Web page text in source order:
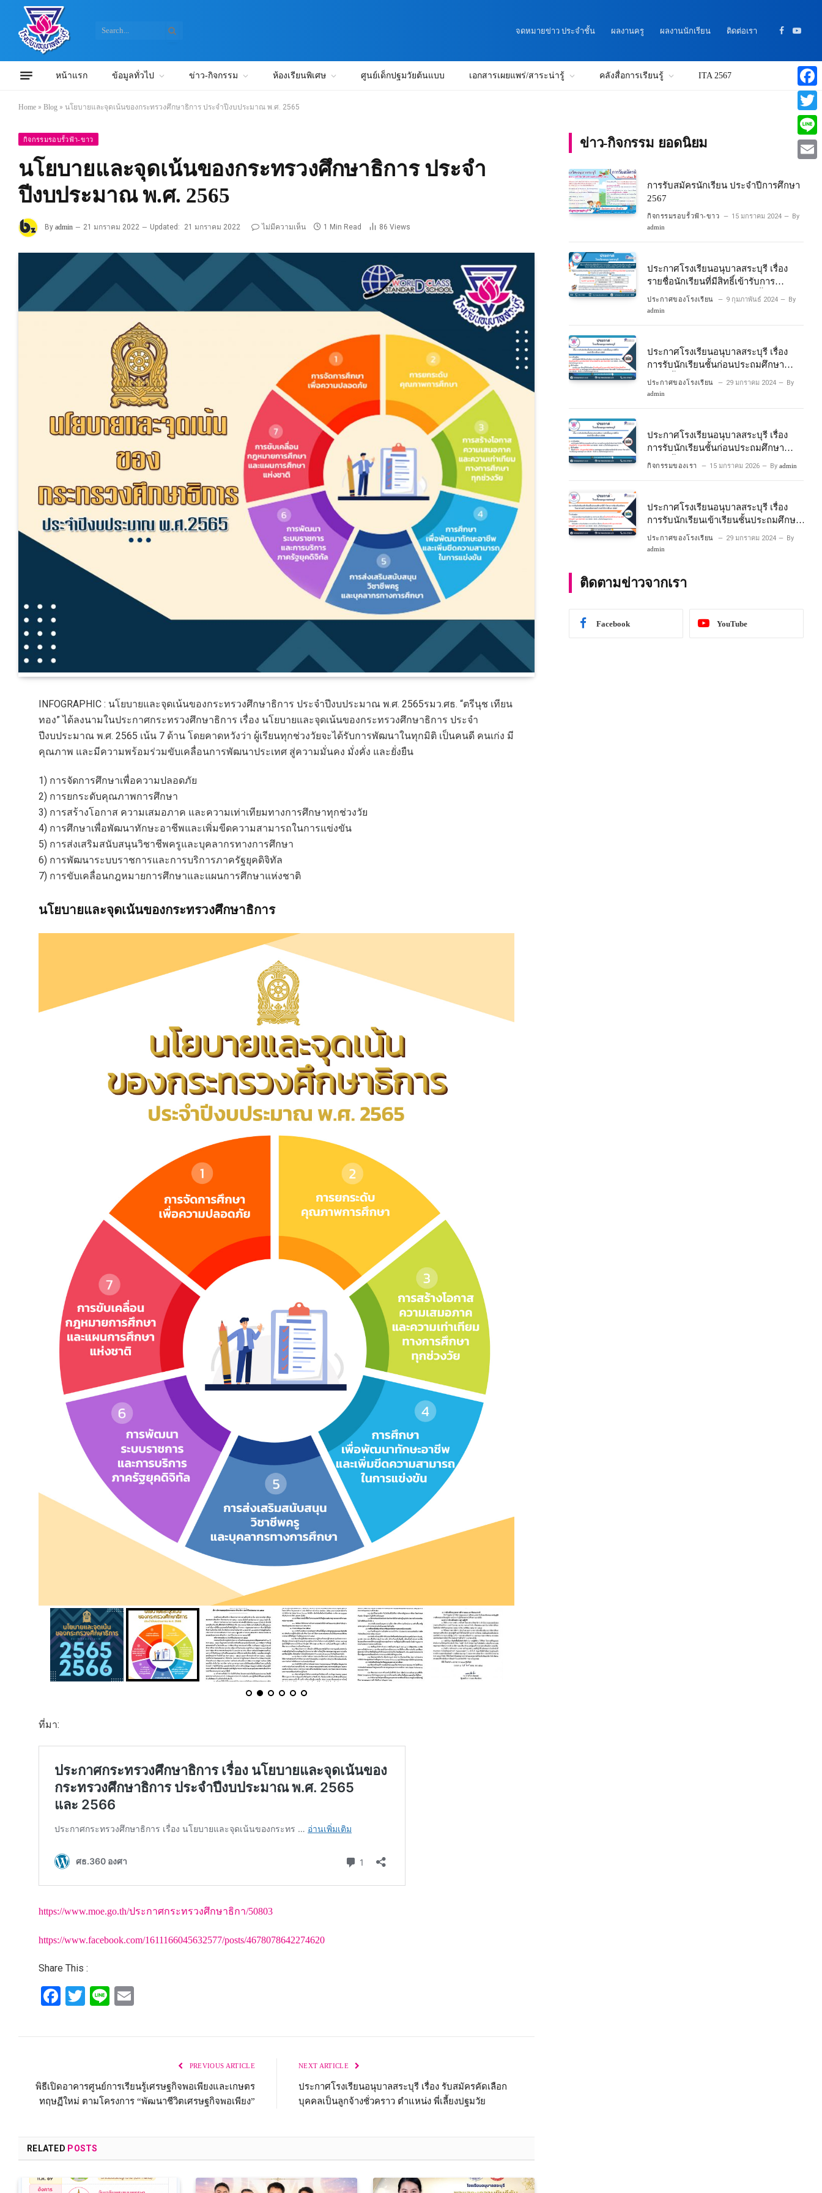
จดหมายข่าว ประจำชั้น ผลงานครู ผลงานนักเรียน ติดต่อเรา
Facebook
หน้าแรก ข้อมูลทั่วไป ข่าว-กิจกรรม ห้องเรียนพิเศษ ศูนย์เด็กปฐมวัยต้นแบบ เอกสารเผยแพร่/สาระน่ารู้ คลังสื่อการเรียนรู้ ITA 2567
Home » Blog » นโยบายและจุดเน้นของกระทรวงศึกษาธิการ ประจำปีงบประมาณ พ.ศ. 2565
กิจกรรมรอบรั้วฟ้า-ขาว
นโยบายและจุดเน้นของกระทรวงศึกษาธิการ ประจำ
ปีงบประมาณ พ.ศ. 2565
By admin 21 มกราคม 2022 Updated: 21 มกราคม 2022 ไม่มีความเห็น 1 Min Read 86 Views
INFOGRAPHIC : นโยบายและจุดเน้นของกระทรวงศึกษาธิการ ประจำปีงบประมาณ พ.ศ. 2565รมว.ศธ. “ตรีนุช เทียน
ทอง” ได้ลงนามในประกาศกระทรวงศึกษาธิการ เรื่อง นโยบายและจุดเน้นของกระทรวงศึกษาธิการ ประจำ
ปีงบประมาณ พ.ศ. 2565 เน้น 7 ด้าน โดยคาดหวังว่า ผู้เรียนทุกช่วงวัยจะได้รับการพัฒนาในทุกมิติ เป็นคนดี คนเก่ง มี
คุณภาพ และมีความพร้อมร่วมขับเคลื่อนการพัฒนาประเทศ สู่ความมั่นคง มั่งคั่ง และยั่งยืน
1) การจัดการศึกษาเพื่อความปลอดภัย
2) การยกระดับคุณภาพการศึกษา
3) การสร้างโอกาส ความเสมอภาค และความเท่าเทียมทางการศึกษาทุกช่วงวัย
4) การศึกษาเพื่อพัฒนาทักษะอาชีพและเพิ่มขีดความสามารถในการแข่งขัน
5) การส่งเสริมสนับสนุนวิชาชีพครูและบุคลากรทางการศึกษา
6) การพัฒนาระบบราชการและการบริการภาครัฐยุคดิจิทัล
7) การขับเคลื่อนกฎหมายการศึกษาและแผนการศึกษาแห่งชาติ
นโยบายและจุดเน้นของกระทรวงศึกษาธิการ
ที่มา:
https://www.moe.go.th/ประกาศกระทรวงศึกษาธิกา/50803
https://www.facebook.com/1611166045632577/posts/4678078642274620
Share This :
Facebook
Twitter
Line
PREVIOUS ARTICLE
พิธีเปิดอาคารศูนย์การเรียนรู้เศรษฐกิจพอเพียงและเกษตร
ทฤษฏีใหม่ ตามโครงการ “พัฒนาชีวิตเศรษฐกิจพอเพียง”
NEXT ARTICLE
ประกาศโรงเรียนอนุบาลสระบุรี เรื่อง รับสมัครคัดเลือก
บุคคลเป็นลูกจ้างชั่วคราว ตำแหน่ง พี่เลี้ยงปฐมวัย
RELATED POSTS
ข่าว-กิจกรรม ยอดนิยม
การรับสมัครนักเรียน ประจำปีการศึกษา
2567
กิจกรรมรอบรั้วฟ้า-ขาว 15 มกราคม 2024 By
admin
ประกาศโรงเรียนอนุบาลสระบุรี เรื่อง
รายชื่อนักเรียนที่มีสิทธิ์เข้ารับการ
ประเมินความพร้อมเข้าเรียนชั้นประถม
ศึกษาปีที่ 1 โครงการห้องเรียนพิเศษ
ประกาศของโรงเรียน 9 กุมภาพันธ์ 2024 By
admin
ประกาศโรงเรียนอนุบาลสระบุรี เรื่อง
การรับนักเรียนชั้นก่อนประถมศึกษา
ระดับชั้นอนุบาลปีที่ 2 ประจําปีการศึกษา
2567
ประกาศของโรงเรียน 29 มกราคม 2024 By
admin
ประกาศโรงเรียนอนุบาลสระบุรี เรื่อง
การรับนักเรียนชั้นก่อนประถมศึกษา
ระดับชั้นอนุบาลปีที่ ๒ ประจำปีการศึกษา
กิจกรรมของเรา 15 มกราคม 2026 By admin
ประกาศโรงเรียนอนุบาลสระบุรี เรื่อง
การรับนักเรียนเข้าเรียนชั้นประถมศึกษา
ปีที่ 1 โครงการห้องเรียนพิเศษ
วิทยาศาสตร์ และคณิตศาสตร์ ประจําปี
ประกาศของโรงเรียน 29 มกราคม 2024 By
admin
ติดตามข่าวจากเรา
Facebook YouTube
Line